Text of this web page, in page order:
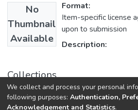
No
Thumbnail
Available
Format:
Item-specific license
upon to submission
Description:
Collections
Статті та доповіді ФФ
We collect and process your personal
following purposes: Authentication,
Acknowledgement and Statistics.